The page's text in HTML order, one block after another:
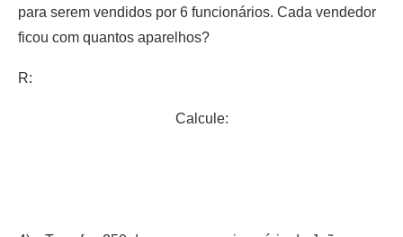
para serem vendidos por 6 funcionários. Cada vendedor
ficou com quantos aparelhos?
R:
Calcule: